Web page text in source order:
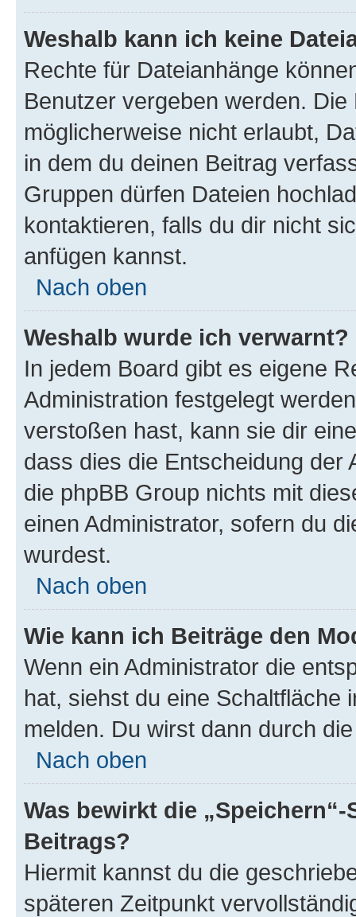
Weshalb kann ich keine
Rechte für Dateianhänge
Benutzer vergeben werden.
möglicherweise nicht erlaubt,
in dem du deinen Beitrag
Gruppen dürfen Dateien
kontaktieren, falls du dir nicht
anfügen kannst.
Nach oben
Weshalb wurde ich verwarnt?
In jedem Board gibt es eigene
Administration festgelegt
verstoßen hast, kann sie dir
dass dies die Entscheidung der
die phpBB Group nichts mit
einen Administrator, sofern du
wurdest.
Nach oben
Wie kann ich Beiträge den
Wenn ein Administrator die
hat, siehst du eine Schaltfläche
melden. Du wirst dann durch
Nach oben
Was bewirkt die
Beitrags?
Hiermit kannst du die
späteren Zeitpunkt